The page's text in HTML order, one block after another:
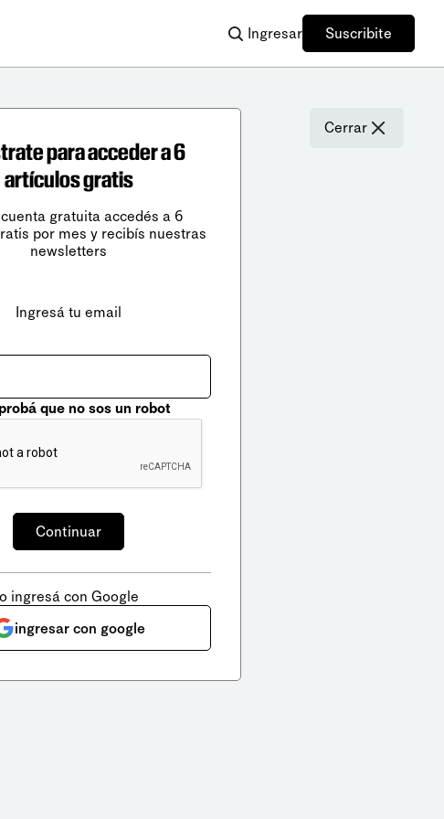
Ingresar Suscribite
Cerrar
para acceder a 6
artículos gratis
gratuita accedés a 6
por mes y recibís nuestras
newsletters
Ingresá tu email
que no sos un robot
o ingresá con Google
ingresar con google